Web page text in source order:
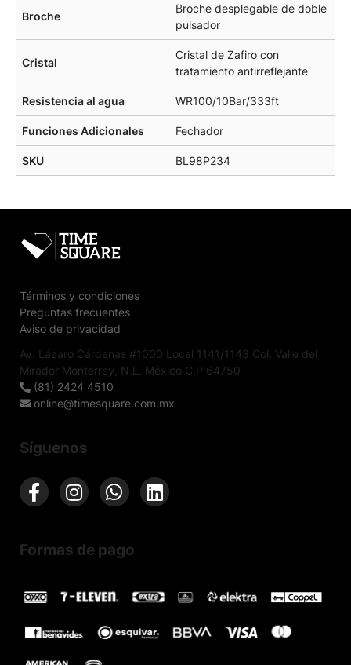
Broche
Broche desplegable de doble
pulsador
Cristal
Cristal de Zafiro con
tratamiento antirreflejante
Resistencia al agua WR100/10Bar/333ft
Funciones Adicionales Fechador
SKU BL98P234
Términos y condiciones
Preguntas frecuentes
Aviso de privacidad
Av. Lázaro Cárdenas #1000 Local 1141/1143 Col. Valle del
Mirador Monterrey, N.L. México C.P 64750
(81) 2424 4510
online@timesquare.com.mx
Síguenos
Formas de pago